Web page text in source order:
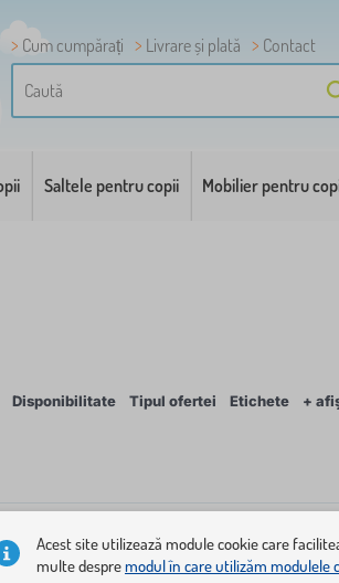
Cum cumpărați Livrare și plată
Contact
Saltele pentru copii Mobilier pentru
Disponibilitate Tipul ofertei Etichete +
Acest site utilizează module cookie care
multe despremodul în care utilizăm modulele